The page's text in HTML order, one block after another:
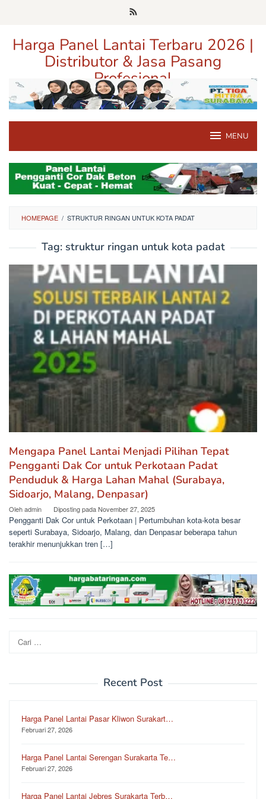
Harga Panel Lantai Terbaru 2026 |
Distributor & Jasa Pasang
Profesional
Pusat Informasi Harga, Distributor, dan Jasa Pasang Panel Lantai
Terpercaya di Jawa Timur
MENU
HOMEPAGE / STRUKTUR RINGAN UNTUK KOTA PADAT
Tag: struktur ringan untuk kota padat
Mengapa Panel Lantai Menjadi Pilihan Tepat
Pengganti Dak Cor untuk Perkotaan Padat
Penduduk & Harga Lahan Mahal (Surabaya,
Sidoarjo, Malang, Denpasar)
Olehadmin Diposting padaNovember 27, 2025
Pengganti Dak Cor untuk Perkotaan | Pertumbuhan kota-kota besar
seperti Surabaya, Sidoarjo, Malang, dan Denpasar beberapa tahun
terakhir menunjukkan tren […]
Cari
untuk:
Recent Post
Harga Panel Lantai Pasar Kliwon Surakart…
Februari 27, 2026
Harga Panel Lantai Serengan Surakarta Te…
Februari 27, 2026
Harga Panel Lantai Jebres Surakarta Terb…